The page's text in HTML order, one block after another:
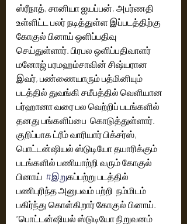
ஸ்ரீநாத், சானியா ஐயப்பன், அபர்ணதி
உள்ளிட்ட பலர் நடித்துள்ள இப்படத்திற்கு
கோகுல் பினாய் ஒளிப்பதிவு
செய்துள்ளார். பிரபல ஒளிப்பதிவாளர்
மனோஜ் பரமஹம்சாவின் சிஷ்யரான
இவர், பண்ணையாரும் பத்மினியும்
படத்தில் துவங்கி சமீபத்தில் வெளியான
பர்ஹானா வரை பல வெற்றிப் படங்களில்
தனது பங்களிப்பை  கொடுத்துள்ளார்.
குறிப்பாக ட்ரீம் வாரியார் பிக்சர்ஸ்,
பொட்டன்ஷியல் ஸ்டுடியோ தயாரிக்கும்
படங்களில் பணியாற்றி வரும் கோகுல்
பினாய் #இறுகப்பற்று படத்தில்
பணிபுரிந்த அனுபவம் பற்றி  நம்மிடம்
பகிர்ந்து கொள்கிறார் கோகுல் பினாய்.
“பொட்டன்ஷியல் ஸ்டுடியோ நிறுவனம்